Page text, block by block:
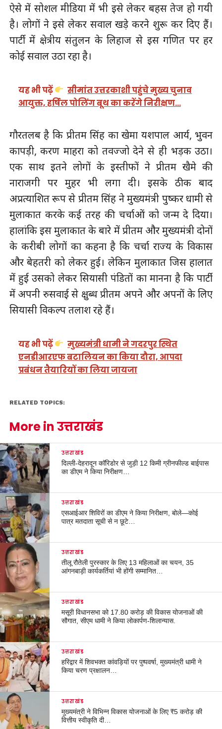
ऐसे में सोशल मीडिया में भी इसे लेकर बहस तेज हो गयी
है। लोगों ने इसे लेकर सवाल खड़े करने शुरू कर दिए हैं।
पार्टी में क्षेत्रीय संतुलन के लिहाज से इस गणित पर हर
कोई सवाल उठा रहा है।
यह भी पढ़ें
सीमांत उत्तरकाशी पहुंचे मुख्य चुनाव
आयुक्त, हर्षिल पोलिंग बूथ का करेंगे निरीक्षण…
गौरतलब है कि प्रीतम सिंह का खेमा यशपाल आर्य, भुवन
कापड़ी, करण माहरा को तवज्जो देने से ही भड़क उठा।
एक साथ इतने लोगों के इस्तीफों ने प्रीतम खैमे की
नाराजगी पर मुहर भी लगा दी। इसके ठीक बाद
अप्रत्याशित रूप से प्रीतम सिंह ने मुख्यमंत्री पुष्कर धामी से
मुलाकात करके कई तरह की चर्चाओं को जन्म दे दिया।
हालांकि इस मुलाकात के बारे में प्रीतम और मुख्यमंत्री दोनों
के करीबी लोगों का कहना है कि चर्चा राज्य के विकास
और बेहतरी को लेकर हुई। लेकिन मुलाकात जिस हालात
में हुई उसको लेकर सियासी पंडितों का मानना है कि पार्टी
में अपनी रुसवाई से क्षुब्ध प्रीतम अपने और अपनों के लिए
सियासी विकल्प तलाश रहे हैं।
यह भी पढ़ें
मुख्यमंत्री धामी ने गदरपुर स्थित
एनडीआरएफ बटालियन का किया दौरा, आपदा
प्रबंधन तैयारियों का लिया जायजा
RELATED TOPICS:
More in उत्तराखंड
उत्तराखंड
दिल्ली-देहरादून कॉरिडोर से जुड़ी 12 किमी ग्रीनफील्ड बाईपास
का डीएम ने किया निरीक्षण…
उत्तराखंड
एसआईआर शिविरों का डीएम ने किया निरीक्षण, बोले—कोई
पात्र मतदाता सूची से न छूटे…
उत्तराखंड
तीलू रौतेली पुरस्कार के लिए 13 महिलाओं का चयन, 35
आंगनबाड़ी कार्यकर्तियां भी होंगी सम्मानित…
उत्तराखंड
मसूरी विधानसभा को 17.80 करोड़ की विकास योजनाओं की
सौगात, सीएम धामी ने किया लोकार्पण-शिलान्यास.
उत्तराखंड
हरिद्वार में शिवभक्त कांवड़ियों पर पुष्पवर्षा, मुख्यमंत्री धामी ने
किया चरण प्रक्षालन…
उत्तराखंड
मुख्यमंत्री ने विभिन्न विकास योजनाओं के लिए ₹5 करोड़ की
वित्तीय स्वीकृति दी…